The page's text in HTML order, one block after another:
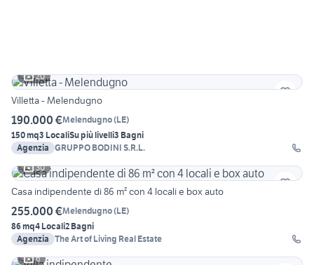
20
Villetta - Melendugno
190.000 €Melendugno(LE)
150 mq3 LocaliSu più livelli3 Bagni
Agenzia GRUPPO BODINI S.R.L.
30
Casa indipendente di 86 m² con 4 locali e box auto
255.000 €Melendugno(LE)
86 mq4 Locali2 Bagni
Agenzia The Art of Living Real Estate
6